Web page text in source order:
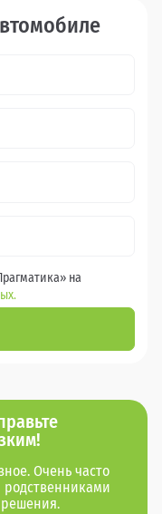
на
Очень часто
родственниками
решения.